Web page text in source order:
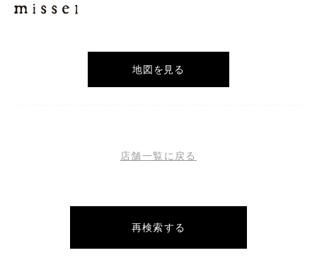
地図を見る
店舗一覧に戻る
再検索する